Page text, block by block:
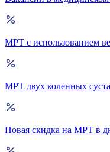
МРТ с использованием
МРТ двух коленных
Новая скидка на МРТ в